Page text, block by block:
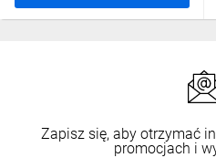
Zapisz się, aby otrzymać
promocjach i